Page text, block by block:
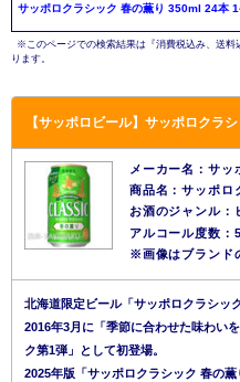
サッポロクラシック 春の薫り 350ml 24本 1
※このページでの検索結果は『消費税込み、送料
ります。
【サッポロビール】サッポロクラ
メーカー名：サッ
商品名：サッポロ
お酒のジャンル：
アルコール度数：
※画像はブランド
北海道限定ビール「サッポロクラシッ
2016年3月に「季節に合わせた味わい
ク第1弾」として初登場。
2025年版「サッポロクラシック 春の